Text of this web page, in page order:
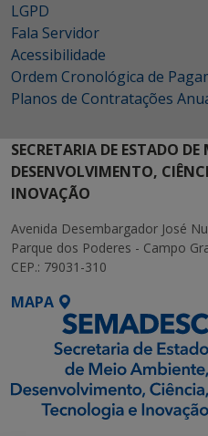
LGPD
Fala Servidor
Acessibilidade
Ordem Cronológica de
Planos de Contratações
SECRETARIA DE ESTADO
DESENVOLVIMENTO,
INOVAÇÃO
Avenida Desembargador José
Parque dos Poderes - Campo
CEP.: 79031-310
MAPA